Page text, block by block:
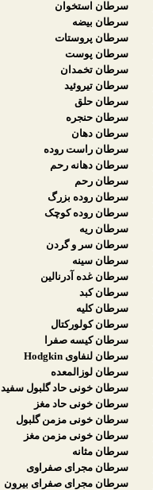
سرطان استخوان
سرطان بیضه
سرطان پروستات
سرطان پوست
سرطان تخمدان
سرطان تیروئید
سرطان حلق
سرطان حنجره
سرطان دهان
سرطان راست روده
سرطان دهانه رحم
سرطان رحم
سرطان روده بزرگ
سرطان روده کوچک
سرطان ریه
سرطان سر و گردن
سرطان سینه
سرطان غده آدرنالین
سرطان کبد
سرطان کلیه
سرطان کولورکتال
سرطان کیسه صفرا
سرطان لنفاوی Hodgkin
سرطان لوزالمعده
سرطان خونی حاد گلبول سفید
سرطان خونی حاد مغز
استخوان
سرطان خونی مزمن گلبول
سفید
سرطان خونی مزمن مغز
استخوان
سرطان مثانه
سرطان مجرای صفراوی
سرطان مجرای صفرای بیرون